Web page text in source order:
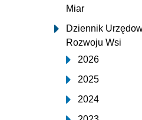
Miar
Dziennik
Rozwoju Wsi
2026
2025
2024